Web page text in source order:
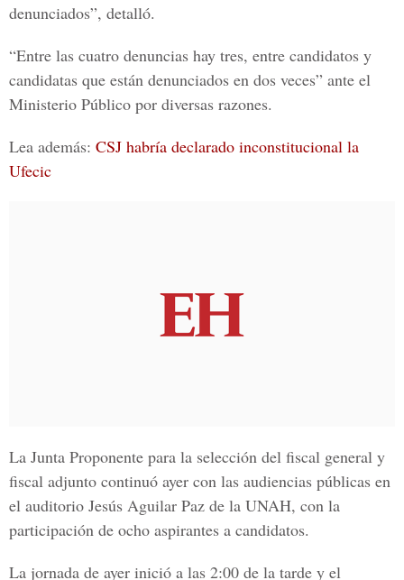
denunciados”, detalló.
“Entre las cuatro denuncias hay tres, entre candidatos y
candidatas que están denunciados en dos veces” ante el
Ministerio Público por diversas razones.
Lea además: CSJ habría declarado inconstitucional la
Ufecic
La Junta Proponente para la selección del fiscal general y
fiscal adjunto continuó ayer con las audiencias públicas en
el auditorio Jesús Aguilar Paz de la UNAH, con la
participación de ocho aspirantes a candidatos.
La jornada de ayer inició a las 2:00 de la tarde y el